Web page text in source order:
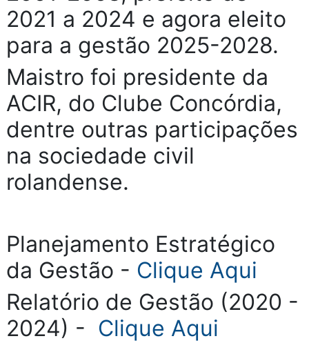
2021 a 2024 e agora eleito
para a gestão 2025-2028.
Maistro foi presidente da
ACIR, do Clube Concórdia,
dentre outras participações
na sociedade civil
rolandense.
Planejamento Estratégico
da Gestão - Clique Aqui
Relatório de Gestão (2020 -
2024) - Clique Aqui